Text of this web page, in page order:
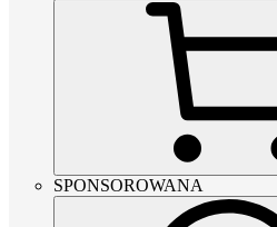
SPONSOROWANA